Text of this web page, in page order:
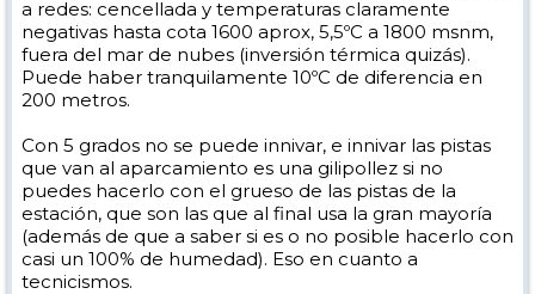
a redes: cencellada y temperaturas claramente
negativas hasta cota 1600 aprox, 5,5ºC a 1800 msnm,
fuera del mar de nubes (inversión térmica quizás).
Puede haber tranquilamente 10ºC de diferencia en
200 metros.
Con 5 grados no se puede innivar, e innivar las pistas
que van al aparcamiento es una gilipollez si no
puedes hacerlo con el grueso de las pistas de la
estación, que son las que al final usa la gran mayoría
(además de que a saber si es o no posible hacerlo con
casi un 100% de humedad). Eso en cuanto a
tecnicismos.